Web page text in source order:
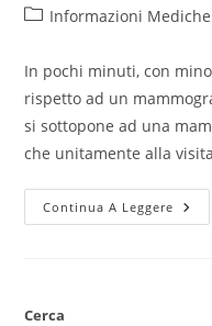
Informazioni Mediche
In pochi minuti, con
rispetto ad un
si sottopone ad una
che unitamente alla
Continua A Leggere
Cerca